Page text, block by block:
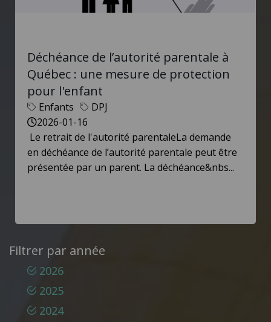
Déchéance de l’autorité parentale à
Québec : une mesure de protection
pour l'enfant
Enfants
DPJ
2026-01-16
Le retrait de l'autorité parentaleLa demande
en déchéance de l’autorité parentale peut être
présentée par un parent. La déchéance&nbs...
Filtrer par année
2026
2025
2024